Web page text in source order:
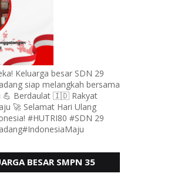
Keluarga besar SDN 29
siap melangkah bersama
💪 Berdaulat 🇮🇩 Rakyat
🚀 Selamat Hari Ulang
#HUTRI80 #SDN 29
BESAR SMPN 35